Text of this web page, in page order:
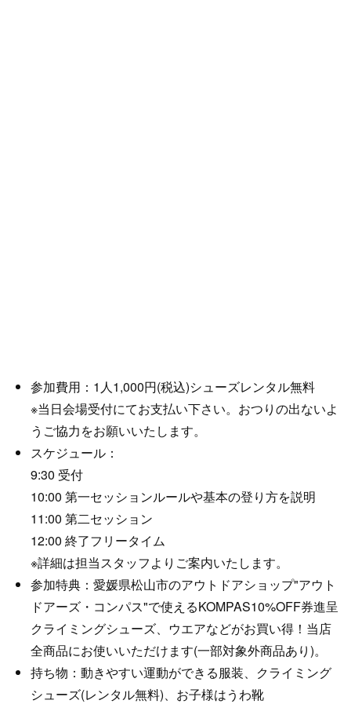
参加費用：1人1,000円(税込)シューズレンタル無料
※当日会場受付にてお支払い下さい。おつりの出ないよ
うご協力をお願いいたします。
スケジュール：
9:30 受付
10:00 第一セッションルールや基本の登り方を説明
11:00 第二セッション
12:00 終了フリータイム
※詳細は担当スタッフよりご案内いたします。
参加特典：愛媛県松山市のアウトドアショップ"アウト
ドアーズ・コンパス"で使えるKOMPAS10%OFF券進呈
クライミングシューズ、ウエアなどがお買い得！当店
全商品にお使いいただけます(一部対象外商品あり)。
持ち物：動きやすい運動ができる服装、クライミング
シューズ(レンタル無料)、お子様はうわ靴